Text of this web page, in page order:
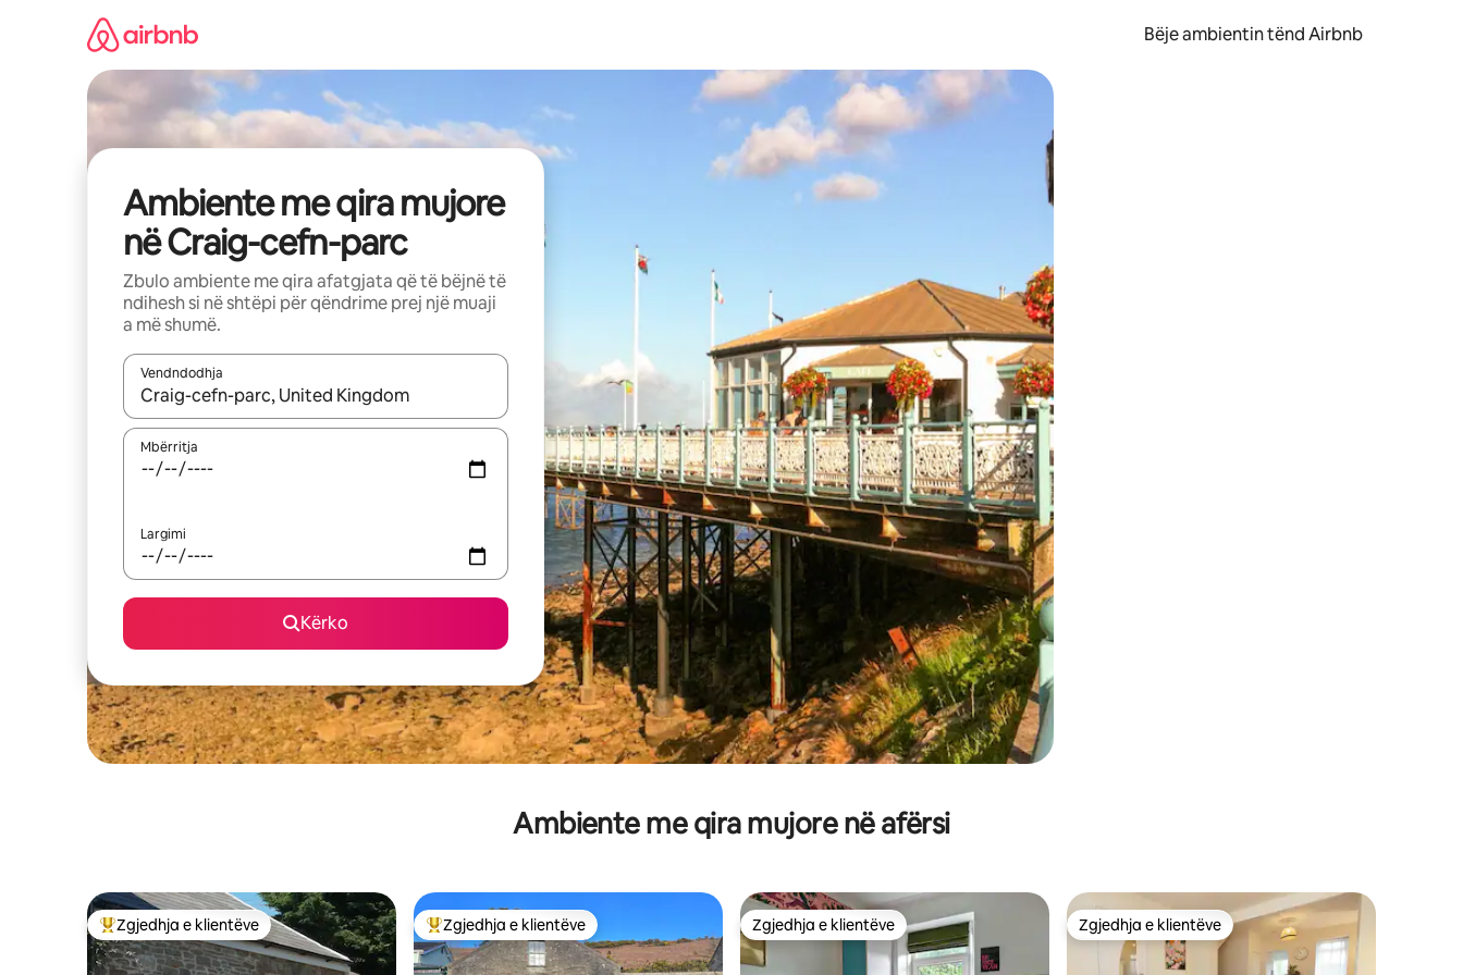
Bëje ambientin tënd Airbnb
Ambiente me qira mujore
në Craig-cefn-parc
Zbulo ambiente me qira afatgjata që të bëjnë të
ndihesh si në shtëpi për qëndrime prej një muaji
a më shumë.
Vendndodhja
Kur rezultatet të jenë të disponueshme, lëviz me butonat e shigjetave lart e poshtë ose eksploro duke prekur ose duke lëvizur ekranin.
Mbërritja
Largimi
Kërko
Ambiente me qira mujore në afërsi
Më të mirat e zgjedhjeve të klientëve
Zgjedhja e klientëve Më të mirat e zgjedhjeve të klientëve
Zgjedhja e klientëve Zgjedhja e klientëve
Zgjedhja e klientëve Zgjedhja e klientëve
Zgjedhja e klientëve